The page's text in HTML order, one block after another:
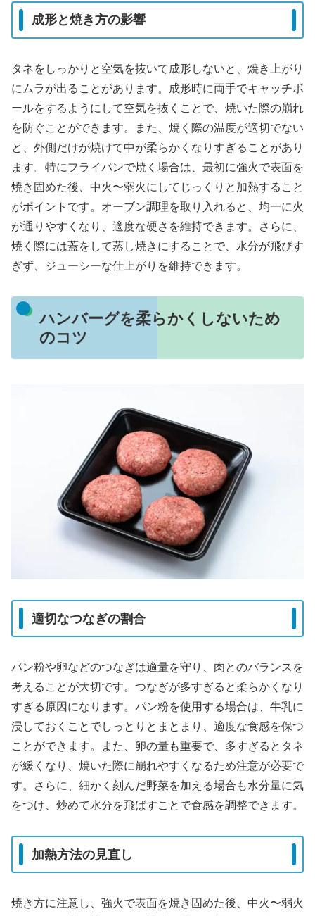
成形と焼き方の影響
タネをしっかりと空気を抜いて成形しないと、焼き上がり
にムラが出ることがあります。成形時に両手でキャッチボ
ールをするようにして空気を抜くことで、焼いた際の崩れ
を防ぐことができます。また、焼く際の温度が適切でない
と、外側だけが焼けて中が柔らかくなりすぎることがあり
ます。特にフライパンで焼く場合は、最初に強火で表面を
焼き固めた後、中火〜弱火にしてじっくりと加熱すること
がポイントです。オーブン調理を取り入れると、均一に火
が通りやすくなり、適度な硬さを維持できます。さらに、
焼く際には蓋をして蒸し焼きにすることで、水分が飛びす
ぎず、ジューシーな仕上がりを維持できます。
ハンバーグを柔らかくしないため
のコツ
適切なつなぎの割合
パン粉や卵などのつなぎは適量を守り、肉とのバランスを
考えることが大切です。つなぎが多すぎると柔らかくなり
すぎる原因になります。パン粉を使用する場合は、牛乳に
浸しておくことでしっとりとまとまり、適度な食感を保つ
ことができます。また、卵の量も重要で、多すぎるとタネ
が緩くなり、焼いた際に崩れやすくなるため注意が必要で
す。さらに、細かく刻んだ野菜を加える場合も水分量に気
をつけ、炒めて水分を飛ばすことで食感を調整できます。
加熱方法の見直し
焼き方に注意し、強火で表面を焼き固めた後、中火〜弱火